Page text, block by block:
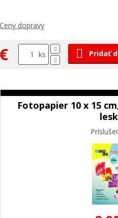
Ceny dopravy
ks Pridať
Fotopapier 10 x 15